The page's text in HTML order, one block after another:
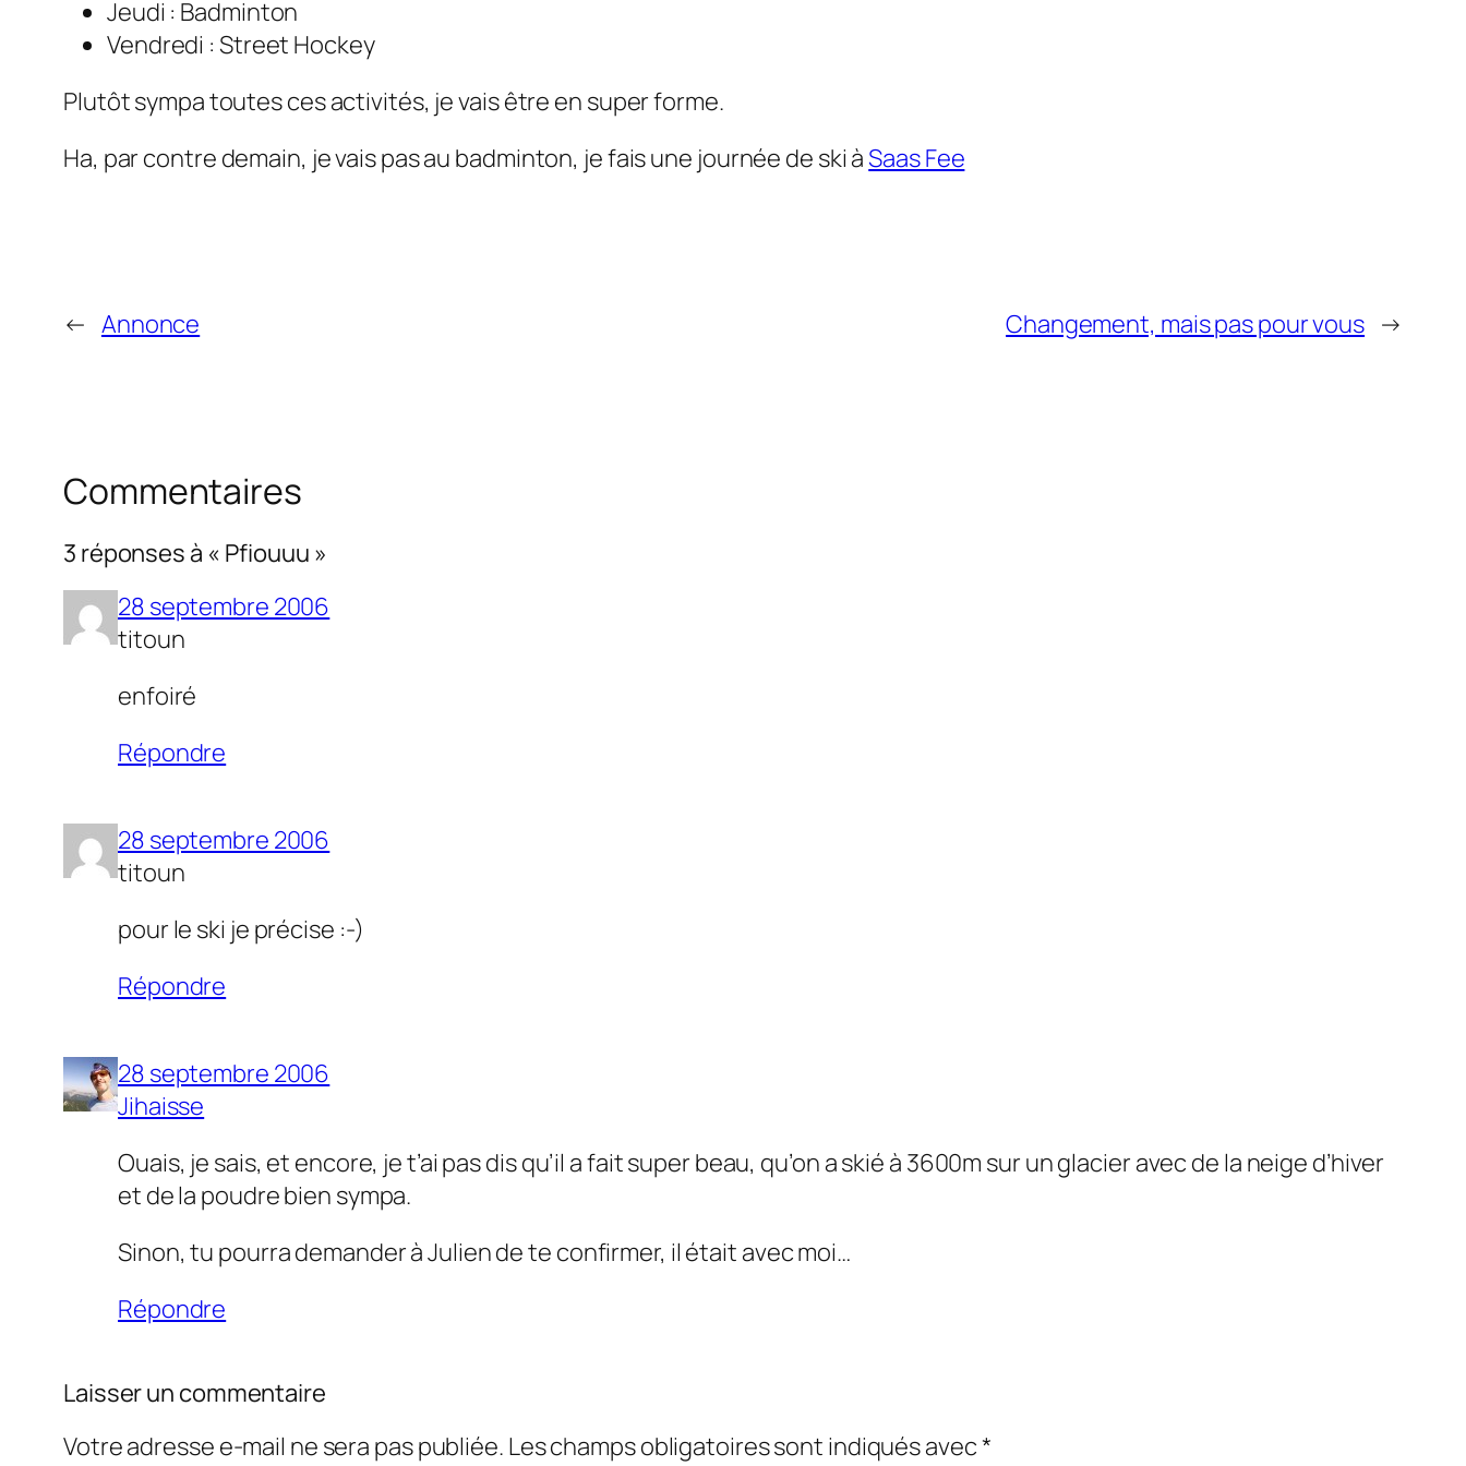
Jeudi : Badminton
Vendredi : Street Hockey
Plutôt sympa toutes ces activités, je vais être en super forme.
Ha, par contre demain, je vais pas au badminton, je fais une journée de ski àSaas Fee
← Annonce Changement, mais pas pour vous →
Commentaires
3 réponses à « Pfiouuu »
28 septembre 2006
titoun
enfoiré
Répondre
28 septembre 2006
titoun
pour le ski je précise :-)
Répondre
28 septembre 2006
Jihaisse
Ouais, je sais, et encore, je t’ai pas dis qu’il a fait super beau, qu’on a skié à 3600m sur un glacier avec de la neige d’hiver
et de la poudre bien sympa.
Sinon, tu pourra demander à Julien de te confirmer, il était avec moi…
Répondre
Laisser un commentaire
Votre adresse e-mail ne sera pas publiée. Les champs obligatoires sont indiqués avec*